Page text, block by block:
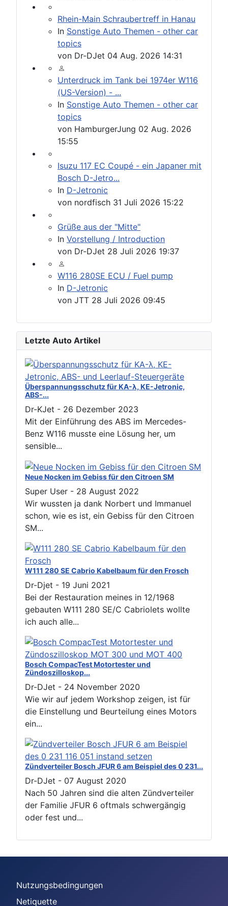
Rhein-Main Schraubertreff in Hanau
In Sonstige Auto Themen - other car
topics
von Dr-DJet 04 Aug. 2026 14:31
Unterdruck im Tank bei 1974er W116
(US-Version) - ...
In Sonstige Auto Themen - other car
topics
von HamburgerJung 02 Aug. 2026
15:55
Isuzu 117 EC Coupé - ein Japaner mit
Bosch D-Jetro...
In D-Jetronic
von nordfisch 31 Juli 2026 15:22
Grüße aus der "Mitte"
In Vorstellung / Introduction
von Dr-DJet 28 Juli 2026 19:37
W116 280SE ECU / Fuel pump
In D-Jetronic
von JTT 28 Juli 2026 09:45
Letzte Auto Artikel
Überspannungsschutz für KA-λ, KE-Jetronic,
ABS-...
Dr-KJet - 26 Dezember 2023
Mit der Einführung des ABS im Mercedes-
Benz W116 musste eine Lösung her, um
sensible...
Neue Nocken im Gebiss für den Citroen SM
Super User - 28 August 2022
Wir wussten ja dank Norbert und Immanuel
schon, wie es ist, ein Gebiss für den Citroen
SM...
W111 280 SE Cabrio Kabelbaum für den Frosch
Dr-Djet - 19 Juni 2021
Bei der Restauration meines in 12/1968
gebauten W111 280 SE/C Cabriolets wollte
ich auch alle...
Bosch CompacTest Motortester und
Zündoszilloskop...
Dr-DJet - 24 November 2020
Wie wir auf jedem Workshop zeigen, ist für
die Einstellung und Beurteilung eines Motors
ein...
Zündverteiler Bosch JFUR 6 am Beispiel des 0 231...
Dr-DJet - 07 August 2020
Nach 50 Jahren sind die alten Zündverteiler
der Familie JFUR 6 oftmals schwergängig
oder fest und...
Nutzungsbedingungen
Netiquette